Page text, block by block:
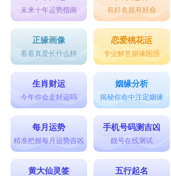
未来十年运势指南 有好名就有好命
正缘画像
看看真爱长什么样
恋爱桃花运
专业解答姻缘困惑
生肖财运
今年你会走好运吗
姻缘分析
揭秘你命中注定姻缘
每月运势
精准把握每月运势吉凶
手机号码测吉凶
靓号在线测试
黄大仙灵签 五行起名